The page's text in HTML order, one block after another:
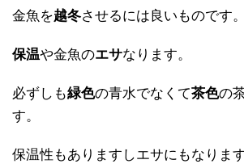
金魚を越冬させるには良いものです。
保温や金魚のエサなります。
必ずしも緑色の青水でなくて茶色の
す。
保温性もありますしエサにもなります